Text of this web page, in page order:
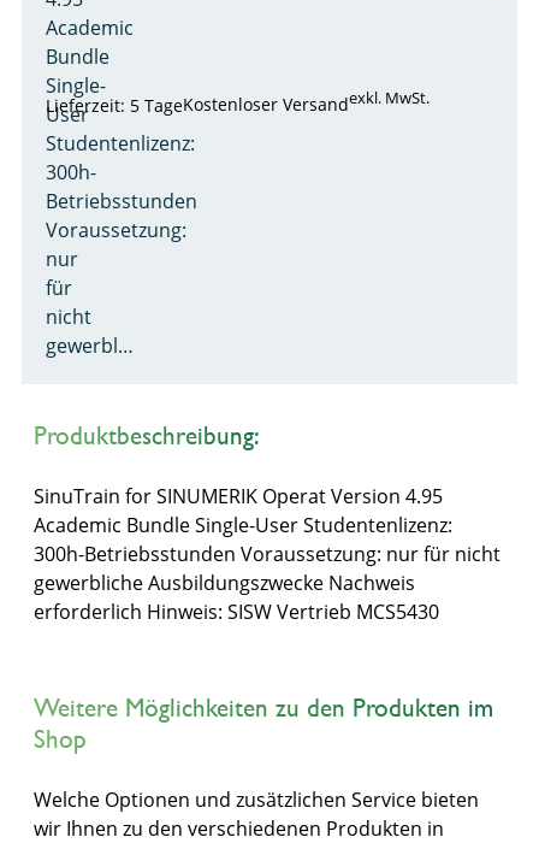
Academic
Bundle
Single-
User
Studentenlizenz:
300h-
Betriebsstunden
Voraussetzung:
nur
für
nicht
gewerbl…
Lieferzeit: 5 TageKostenloser Versandexkl. MwSt.
Produktbeschreibung:
SinuTrain for SINUMERIK Operat Version 4.95
Academic Bundle Single-User Studentenlizenz:
300h-Betriebsstunden Voraussetzung: nur für nicht
gewerbliche Ausbildungszwecke Nachweis
erforderlich Hinweis: SISW Vertrieb MCS5430
Weitere Möglichkeiten zu den Produkten im
Shop
Welche Optionen und zusätzlichen Service bieten
wir Ihnen zu den verschiedenen Produkten in